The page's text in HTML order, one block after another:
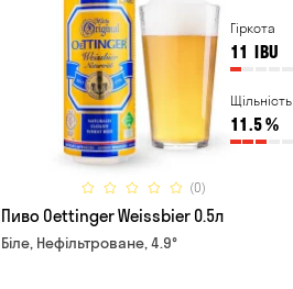
Гіркота
11 IBU
Щільність
11.5%
(0)
Пиво Oettinger Weissbier 0.5л
Біле, Нефільтроване, 4.9°